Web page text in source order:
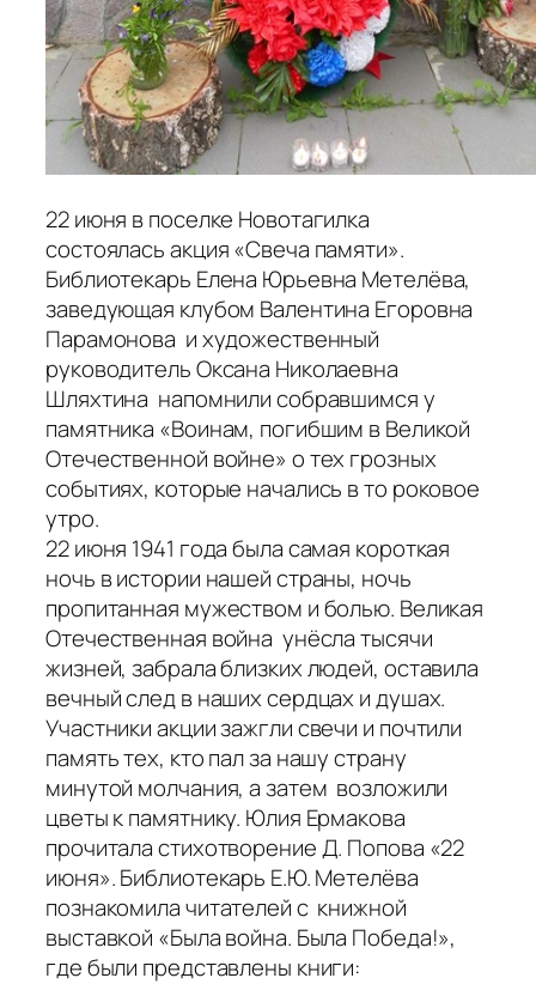
22 июня в поселке Новотагилка
состоялась акция «Свеча памяти».
Библиотекарь Елена Юрьевна Метелёва,
заведующая клубом Валентина Егоровна
Парамонова и художественный
руководитель Оксана Николаевна
Шляхтина напомнили собравшимся у
памятника «Воинам, погибшим в Великой
Отечественной войне» о тех грозных
событиях, которые начались в то роковое
утро.
22 июня 1941 года была самая короткая
ночь в истории нашей страны, ночь
пропитанная мужеством и болью. Великая
Отечественная война унёсла тысячи
жизней, забрала близких людей, оставила
вечный след в наших сердцах и душах.
Участники акции зажгли свечи и почтили
память тех, кто пал за нашу страну
минутой молчания, а затем возложили
цветы к памятнику. Юлия Ермакова
прочитала стихотворение Д. Попова «22
июня». Библиотекарь Е.Ю. Метелёва
познакомила читателей с книжной
выставкой «Была война. Была Победа!»,
где были представлены книги: